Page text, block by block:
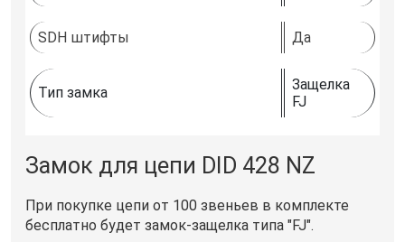
SDH штифты Да
Тип замка
Защелка
FJ
Замок для цепи DID 428 NZ
При покупке цепи от 100 звеньев в комплекте
бесплатно будет замок-защелка типа "FJ".